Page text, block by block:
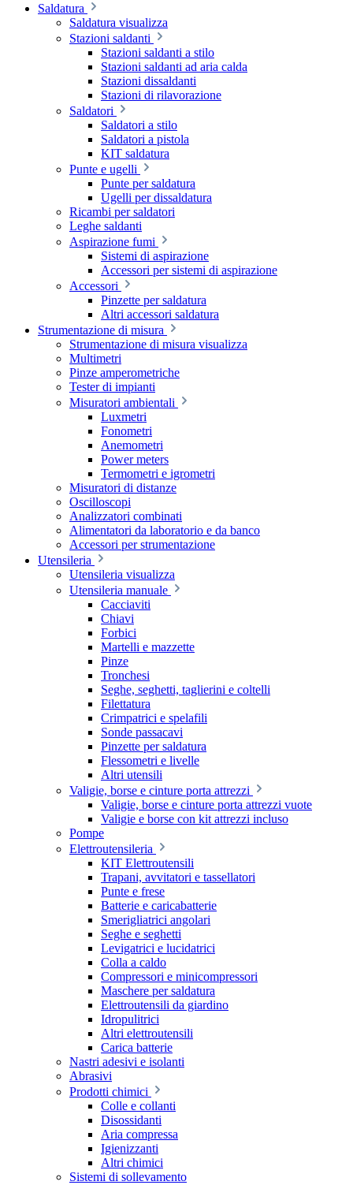
Saldatura
Saldatura visualizza
Stazioni saldanti
Stazioni saldanti a stilo
Stazioni saldanti ad aria calda
Stazioni dissaldanti
Stazioni di rilavorazione
Saldatori
Saldatori a stilo
Saldatori a pistola
KIT saldatura
Punte e ugelli
Punte per saldatura
Ugelli per dissaldatura
Ricambi per saldatori
Leghe saldanti
Aspirazione fumi
Sistemi di aspirazione
Accessori per sistemi di aspirazione
Accessori
Pinzette per saldatura
Altri accessori saldatura
Strumentazione di misura
Strumentazione di misura visualizza
Multimetri
Pinze amperometriche
Tester di impianti
Misuratori ambientali
Luxmetri
Fonometri
Anemometri
Power meters
Termometri e igrometri
Misuratori di distanze
Oscilloscopi
Analizzatori combinati
Alimentatori da laboratorio e da banco
Accessori per strumentazione
Utensileria
Utensileria visualizza
Utensileria manuale
Cacciaviti
Chiavi
Forbici
Martelli e mazzette
Pinze
Tronchesi
Seghe, seghetti, taglierini e coltelli
Filettatura
Crimpatrici e spelafili
Sonde passacavi
Pinzette per saldatura
Flessometri e livelle
Altri utensili
Valigie, borse e cinture porta attrezzi
Valigie, borse e cinture porta attrezzi vuote
Valigie e borse con kit attrezzi incluso
Pompe
Elettroutensileria
KIT Elettroutensili
Trapani, avvitatori e tassellatori
Punte e frese
Batterie e caricabatterie
Smerigliatrici angolari
Seghe e seghetti
Levigatrici e lucidatrici
Colla a caldo
Compressori e minicompressori
Maschere per saldatura
Elettroutensili da giardino
Idropulitrici
Altri elettroutensili
Carica batterie
Nastri adesivi e isolanti
Abrasivi
Prodotti chimici
Colle e collanti
Disossidanti
Aria compressa
Igienizzanti
Altri chimici
Sistemi di sollevamento